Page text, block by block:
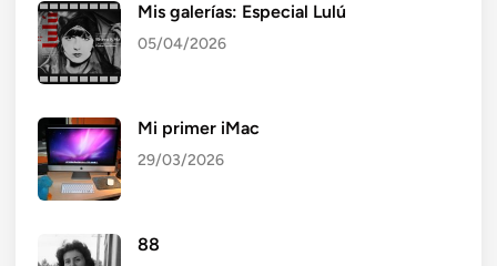
Mis galerías: Especial Lulú
05/04/2026
Mi primer iMac
29/03/2026
88